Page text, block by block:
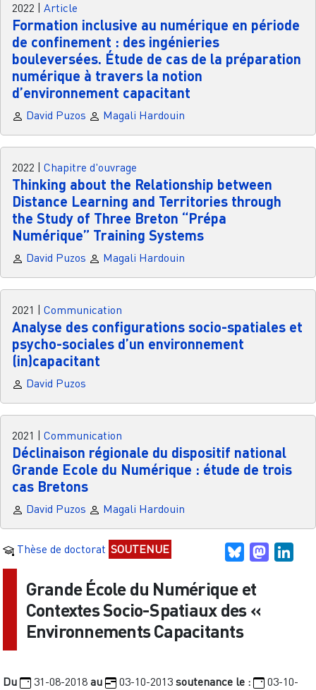
2022 Article
Formation inclusive au numérique en période
de confinement : des ingénieries
bouleversées. Étude de cas de la préparation
numérique à travers la notion
d’environnement capacitant
David Puzos Magali Hardouin
2022 Chapitre d'ouvrage
Thinking about the Relationship between
Distance Learning and Territories through
the Study of Three Breton “Prépa
Numérique” Training Systems
David Puzos Magali Hardouin
2021 Communication
Analyse des configurations socio-spatiales et
psycho-sociales d’un environnement
(in)capacitant
David Puzos
2021 Communication
Déclinaison régionale du dispositif national
Grande Ecole du Numérique : étude de trois
cas Bretons
David Puzos Magali Hardouin
Thèse de doctorat SOUTENUE Bluesky
Grande École du Numérique et
Contextes Socio-Spatiaux des «
Environnements Capacitants
Du 31-08-2018 au 03-10-2013 soutenance le :
03-10-